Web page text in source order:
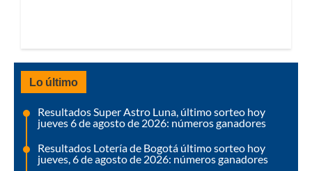
Lo último
Resultados Super Astro Luna, último sorteo hoy
jueves 6 de agosto de 2026: números ganadores
Resultados Lotería de Bogotá último sorteo hoy
jueves, 6 de agosto de 2026: números ganadores